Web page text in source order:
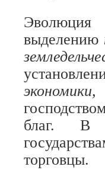
выделению
благ. В
торговцы.